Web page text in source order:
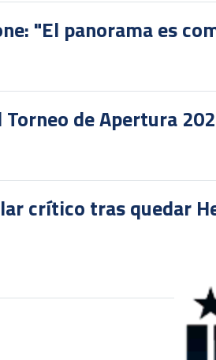
"El panorama es
Torneo de Apertura
crítico tras quedar